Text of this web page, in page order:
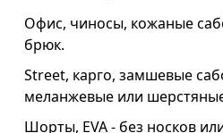
Офис, чиносы, кожаные
брюк.
Street, карго, замшевые
меланжевые или
Шорты, EVA - без носков